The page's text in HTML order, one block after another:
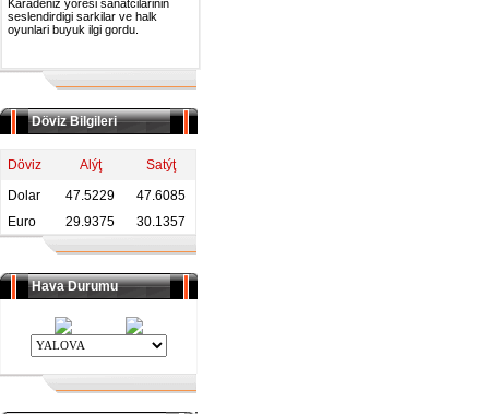
Karadeniz yoresi sanatcilarinin
seslendirdigi sarkilar ve halk
oyunlari buyuk ilgi gordu.
Döviz Bilgileri
Döviz Alýţ
Satýţ
Dolar
47.5229
47.6085
Euro
29.9375 30.1357
Hava Durumu